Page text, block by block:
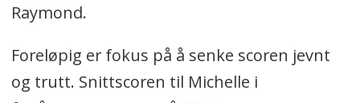
Raymond.
Foreløpig er fokus på å senke scoren jevnt
og trutt. Snittscoren til Michelle i